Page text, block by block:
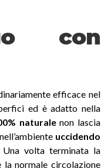
con
efficace nel
ed è adatto nella
naturalenon lascia
uccidendo
Una volta terminata la
normale circolazione